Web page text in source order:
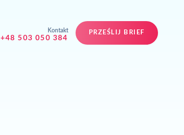
Kontakt
+48 503 050 384
PRZEŚLIJ BRIEF